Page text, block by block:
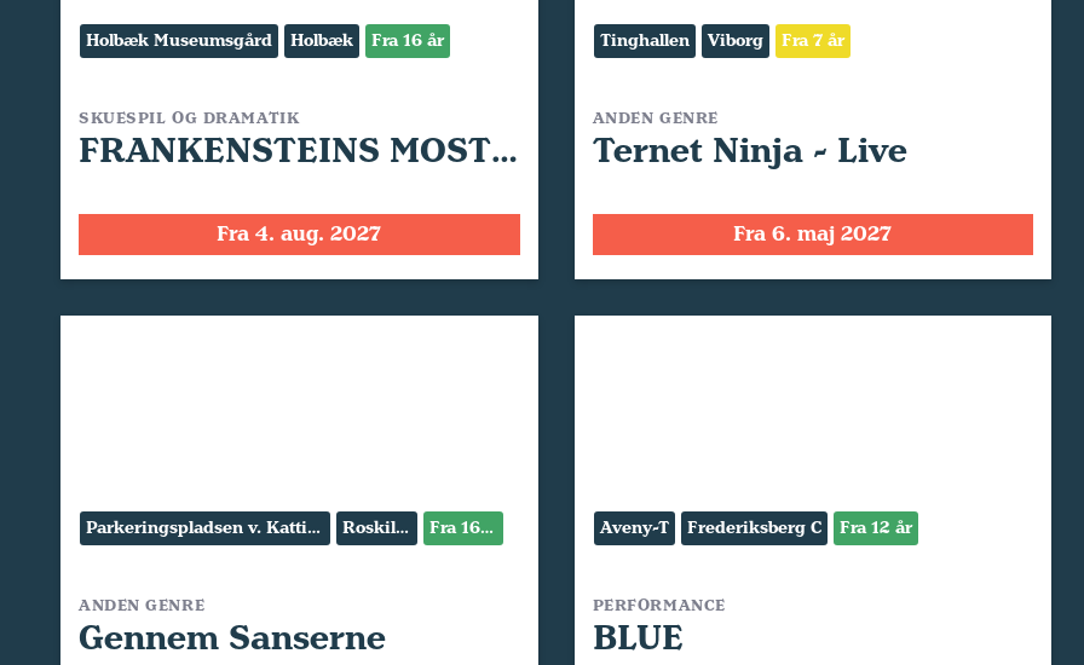
Holbæk Museumsgård Holbæk Fra 16 år
SKUESPIL OG DRAMATIK
FRANKENSTEINS MOSTER
Fra 4. aug. 2027
Tinghallen Viborg Fra 7 år
ANDEN GENRE
Ternet Ninja - Live
Fra 6. maj 2027
Parkeringspladsen v. Kattinge Værk Roskilde Fra 16 år
ANDEN GENRE
Gennem Sanserne
Aveny-T Frederiksberg C Fra 12 år
PERFORMANCE
BLUE